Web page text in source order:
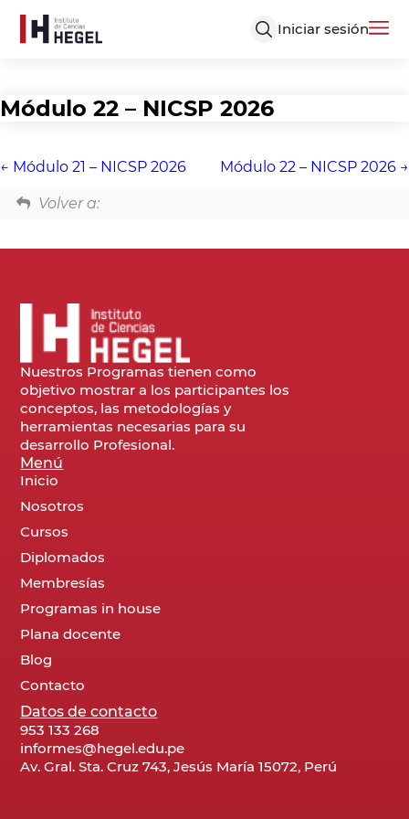
Iniciar sesión
Módulo 22 – NICSP 2026
Módulo 21 – NICSP 2026 Módulo 22 – NICSP 2026
Volver a:
Nuestros Programas tienen como
objetivo mostrar a los participantes los
conceptos, las metodologías y
herramientas necesarias para su
desarrollo Profesional.
Menú
Inicio
Nosotros
Cursos
Diplomados
Membresías
Programas in house
Plana docente
Blog
Contacto
Datos de contacto
953 133 268
informes@hegel.edu.pe
Av. Gral. Sta. Cruz 743, Jesús María 15072, Perú